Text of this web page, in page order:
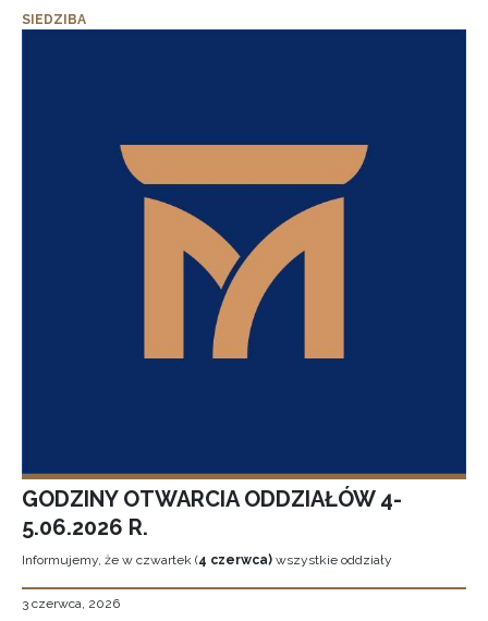
SIEDZIBA
GODZINY OTWARCIA ODDZIAŁÓW 4-
5.06.2026 R.
Informujemy, że w czwartek (4 czerwca) wszystkie oddziały
3 czerwca, 2026